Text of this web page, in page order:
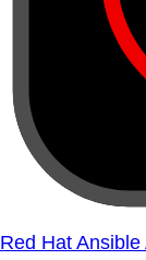
Red Hat